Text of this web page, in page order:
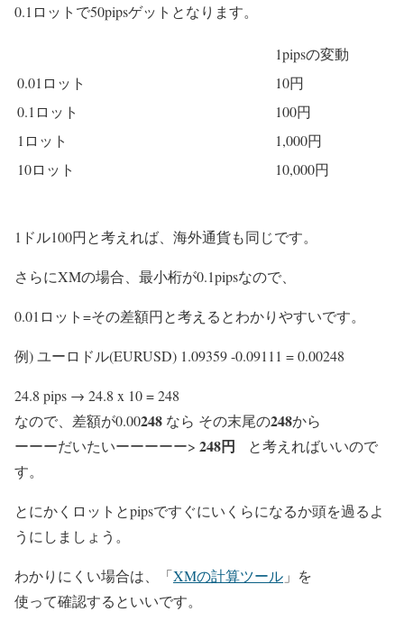
0.1ロットで50pipsゲットとなります。
1pipsの変動
0.01ロット
10円
0.1ロット
100円
1ロット
1,000円
10ロット
10,000円
1ドル100円と考えれば、海外通貨も同じです。
さらにXMの場合、最小桁が0.1pipsなので、
0.01ロット=その差額円と考えるとわかりやすいです。
例) ユーロドル(EURUSD) 1.09359 -0.09111 = 0.00248
24.8 pips → 24.8 x 10 = 248
なので、差額が0.00248 なら その末尾の248から
ーーーだいたいーーーーー> 248円 と考えればいいので
す。
とにかくロットとpipsですぐにいくらになるか頭を過るよ
うにしましょう。
わかりにくい場合は、「XMの計算ツール 」を
使って確認するといいです。